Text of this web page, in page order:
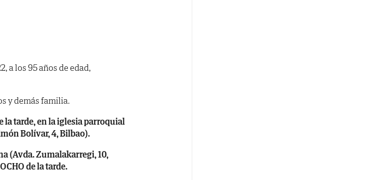
a los 95 años de edad,
y demás familia.
la tarde, en la iglesia parroquial
Bolívar, 4, Bilbao).
(Avda. Zumalakarregi, 10,
de la tarde.